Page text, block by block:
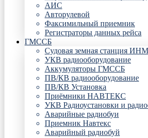
АИС
Авторулевой
Факсимильный приемник
Регистраторы данных рейса
ГМССБ
Судовая земная станция
УКВ радиооборудование
Аккумуляторы ГМССБ
ПВ/КВ радиооборудование
ПВ/КВ Установка
Приёмники НАВТЕКС
УКВ Радиоустановки и
Аварийные радиобуи
Приемник Навтекс
Аварийный радиобуй